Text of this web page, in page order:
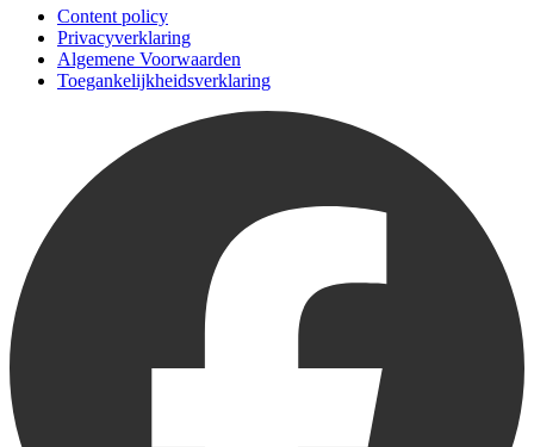
Content policy
Privacyverklaring
Algemene Voorwaarden
Toegankelijkheidsverklaring